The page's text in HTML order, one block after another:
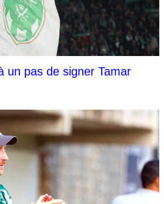
un pas de signer Tamar